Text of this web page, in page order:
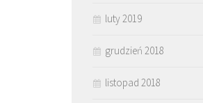
luty 2019
grudzień 2018
listopad 2018